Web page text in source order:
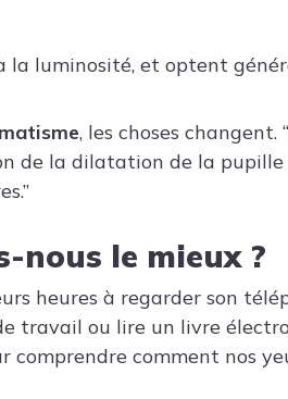
la luminosité, et optent
, les choses changent.
de la dilatation de la
nous le mieux ?
heures à regarder son
travail ou lire un livre
comment nos